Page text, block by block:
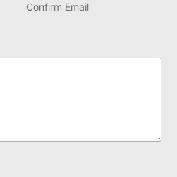
Confirm Email